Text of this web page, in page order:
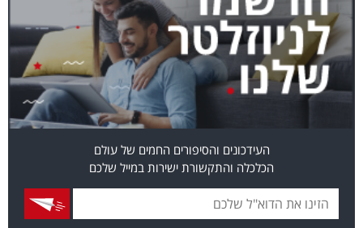
העידכונים והסיפורים החמים של עולם
הכלכלה והתקשורת ישירות במייל שלכם